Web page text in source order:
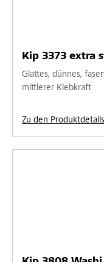
Kip 3373 extra
Glattes, dünnes,
mittlerer Klebkraft
Zu den Produktdetails